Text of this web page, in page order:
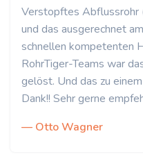
Verstopftes Abflussrohr
und das ausgerechnet
schnellen kompetenten
RohrTiger-Teams war
gelöst. Und das zu
Dank!! Sehr gerne
— Otto Wagner